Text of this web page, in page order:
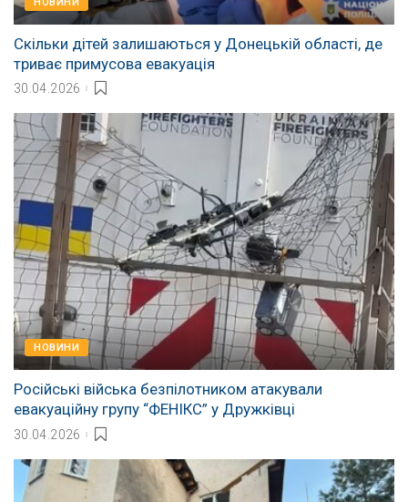
Скільки дітей залишаються у Донецькій області, де
триває примусова евакуація
30.04.2026
НОВИНИ
Російські війська безпілотником атакували
евакуаційну групу “ФЕНІКС” у Дружківці
30.04.2026